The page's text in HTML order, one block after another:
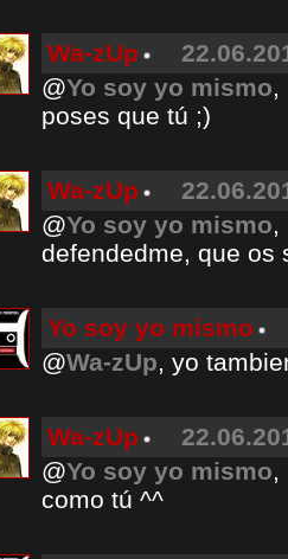
Wa-zUp
@Yo soy yo mismo,
poses que tú ;)
Wa-zUp
@Yo soy yo mismo,
defendedme, que os
Yo soy yo mismo
@Wa-zUp, yo
Wa-zUp
@Yo soy yo mismo,
como tú ^^